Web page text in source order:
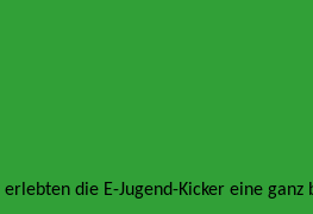
die E-Jugend-Kicker eine ganz